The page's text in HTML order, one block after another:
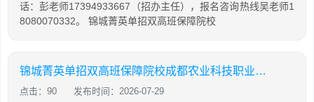
话：彭老师17394933667（招办主任），报名咨询热线吴老师1
8080070332。 锦城菁英单招双高班保障院校
锦城菁英单招双高班保障院校成都农业科技职业学院
点击：90 发布时间：2026-07-29